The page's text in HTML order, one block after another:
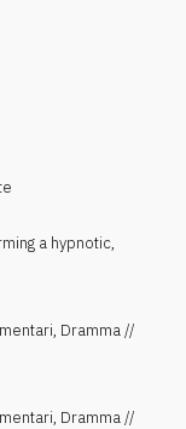
a hypnotic,
Dramma //
Dramma //